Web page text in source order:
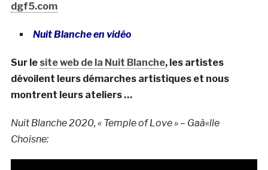
dgf5.com
Nuit Blanche en vidéo
Sur le site web de la Nuit Blanche, les artistes
dévoilent leurs démarches artistiques et nous
montrent leurs ateliers …
Nuit Blanche 2020, « Temple of Love » – Gaà«lle
Choisne: